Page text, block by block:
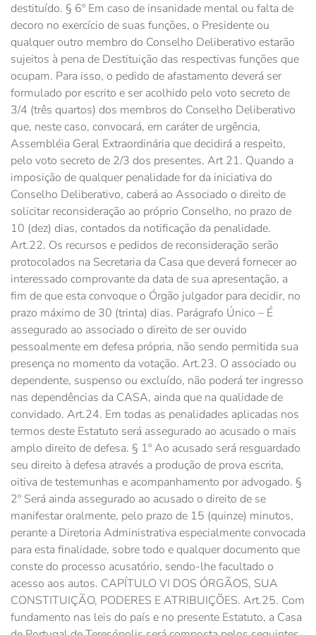
destituído. § 6º Em caso de insanidade mental ou falta de
decoro no exercício de suas funções, o Presidente ou
qualquer outro membro do Conselho Deliberativo estarão
sujeitos à pena de Destituição das respectivas funções que
ocupam. Para isso, o pedido de afastamento deverá ser
formulado por escrito e ser acolhido pelo voto secreto de
3/4 (três quartos) dos membros do Conselho Deliberativo
que, neste caso, convocará, em caráter de urgência,
Assembléia Geral Extraordinária que decidirá a respeito,
pelo voto secreto de 2/3 dos presentes. Art 21. Quando a
imposição de qualquer penalidade for da iniciativa do
Conselho Deliberativo, caberá ao Associado o direito de
solicitar reconsideração ao próprio Conselho, no prazo de
10 (dez) dias, contados da notificação da penalidade.
Art.22. Os recursos e pedidos de reconsideração serão
protocolados na Secretaria da Casa que deverá fornecer ao
interessado comprovante da data de sua apresentação, a
fim de que esta convoque o Órgão julgador para decidir, no
prazo máximo de 30 (trinta) dias. Parágrafo Único – É
assegurado ao associado o direito de ser ouvido
pessoalmente em defesa própria, não sendo permitida sua
presença no momento da votação. Art.23. O associado ou
dependente, suspenso ou excluído, não poderá ter ingresso
nas dependências da CASA, ainda que na qualidade de
convidado. Art.24. Em todas as penalidades aplicadas nos
termos deste Estatuto será assegurado ao acusado o mais
amplo direito de defesa. § 1º Ao acusado será resguardado
seu direito à defesa através a produção de prova escrita,
oitiva de testemunhas e acompanhamento por advogado. §
2º Será ainda assegurado ao acusado o direito de se
manifestar oralmente, pelo prazo de 15 (quinze) minutos,
perante a Diretoria Administrativa especialmente convocada
para esta finalidade, sobre todo e qualquer documento que
conste do processo acusatório, sendo-lhe facultado o
acesso aos autos. CAPÍTULO VI DOS ÓRGÃOS, SUA
CONSTITUIÇÃO, PODERES E ATRIBUIÇÕES. Art.25. Com
fundamento nas leis do país e no presente Estatuto, a Casa